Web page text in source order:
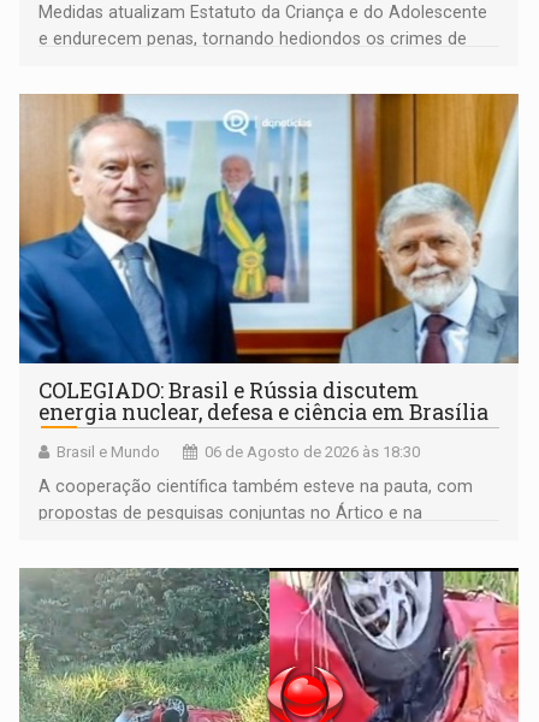
Medidas atualizam Estatuto da Criança e do Adolescente
e endurecem penas, tornando hediondos os crimes de
COLEGIADO: Brasil e Rússia discutem
energia nuclear, defesa e ciência em Brasília
Brasil e Mundo 06 de Agosto de 2026 às 18:30
A cooperação científica também esteve na pauta, com
propostas de pesquisas conjuntas no Ártico e na